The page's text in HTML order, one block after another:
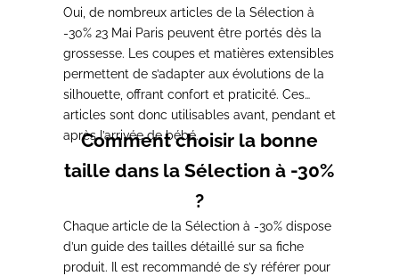
Oui, de nombreux articles de la Sélection à
-30% 23 Mai Paris peuvent être portés dès la
grossesse. Les coupes et matières extensibles
permettent de s’adapter aux évolutions de la
silhouette, offrant confort et praticité. Ces
articles sont donc utilisables avant, pendant et
après l’arrivée de bébé.
Comment choisir la bonne
taille dans la Sélection à -30%
?
Chaque article de la Sélection à -30% dispose
d’un guide des tailles détaillé sur sa fiche
produit. Il est recommandé de s’y référer pour